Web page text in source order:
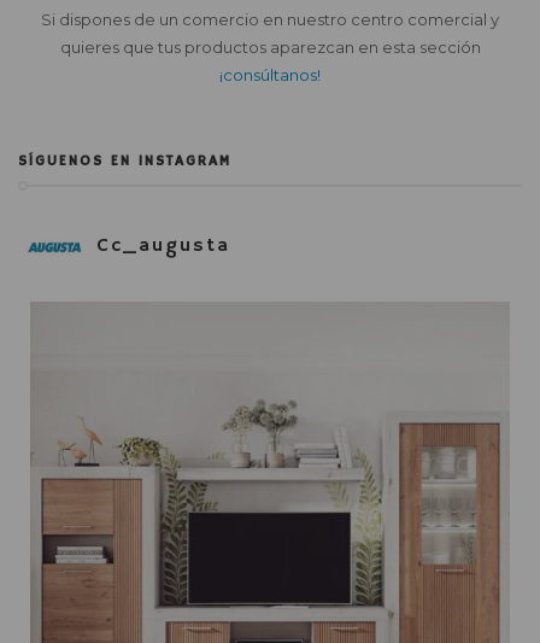
Si dispones de un comercio en nuestro centro comercial y
quieres que tus productos aparezcan en esta sección
¡consúltanos!
SÍGUENOS EN INSTAGRAM
Cc_augusta